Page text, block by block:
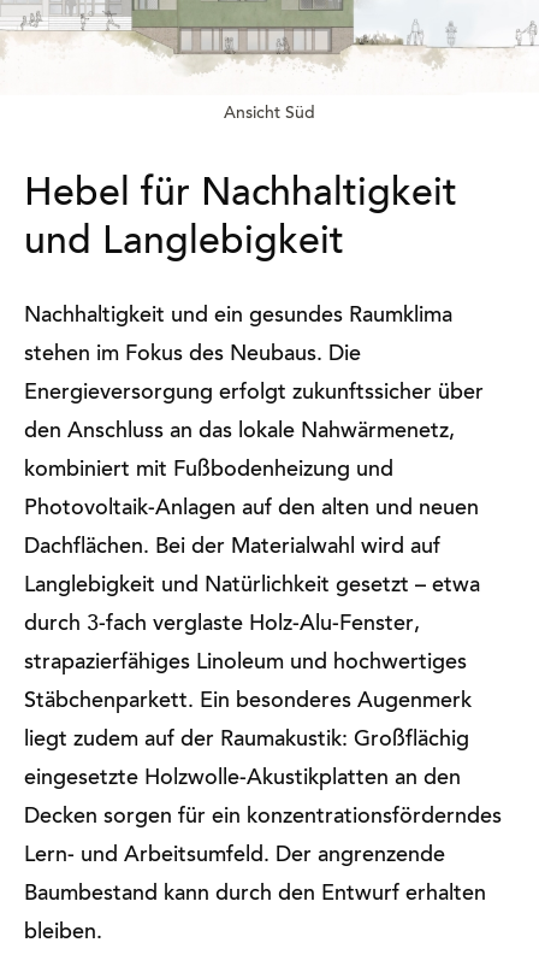
Ansicht Süd
Hebel für Nachhaltigkeit
und Langlebigkeit
Nachhaltigkeit und ein gesundes Raumklima
stehen im Fokus des Neubaus. Die
Energieversorgung erfolgt zukunftssicher über
den Anschluss an das lokale Nahwärmenetz,
kombiniert mit Fußbodenheizung und
Photovoltaik-Anlagen auf den alten und neuen
Dachflächen. Bei der Materialwahl wird auf
Langlebigkeit und Natürlichkeit gesetzt – etwa
durch 3-fach verglaste Holz-Alu-Fenster,
strapazierfähiges Linoleum und hochwertiges
Stäbchenparkett. Ein besonderes Augenmerk
liegt zudem auf der Raumakustik: Großflächig
eingesetzte Holzwolle-Akustikplatten an den
Decken sorgen für ein konzentrationsförderndes
Lern- und Arbeitsumfeld. Der angrenzende
Baumbestand kann durch den Entwurf erhalten
bleiben.